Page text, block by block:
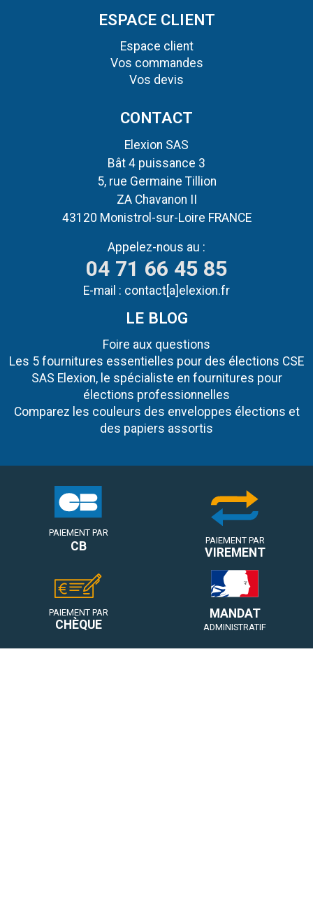
ESPACE CLIENT
Espace client
Vos commandes
Vos devis
CONTACT
Elexion SAS
Bât 4 puissance 3
5, rue Germaine Tillion
ZA Chavanon II
43120 Monistrol-sur-Loire FRANCE
Appelez-nous au :
04 71 66 45 85
E-mail : contact[a]elexion.fr
LE BLOG
Foire aux questions
Les 5 fournitures essentielles pour des élections CSE
SAS Elexion, le spécialiste en fournitures pour
élections professionnelles
Comparez les couleurs des enveloppes élections et
des papiers assortis
PAIEMENT PAR
CB PAIEMENT PAR
VIREMENT
PAIEMENT PAR
CHÈQUE
MANDAT
ADMINISTRATIF